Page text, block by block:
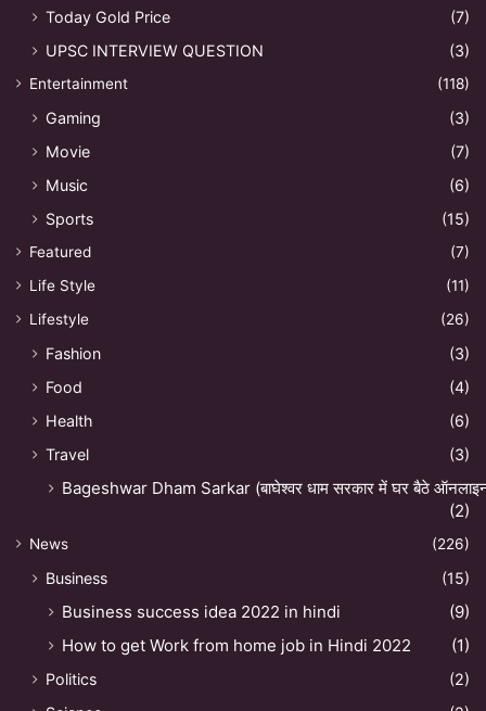
Today Gold Price
(7)
UPSC INTERVIEW QUESTION
(3)
Entertainment (118)
Gaming
(3)
Movie
(7)
Music
(6)
Sports
(15)
Featured
(7)
Life Style
(11)
Lifestyle
(26)
Fashion
(3)
Food
(4)
Health
(6)
Travel
(3)
Bageshwar Dham Sarkar (बाघेश्वर धाम सरकार में घर बैठे
(2)
News (226)
Business (15)
Business success idea 2022 in hindi
(9)
How to get Work from home job in Hindi 2022
(1)
Politics
(2)